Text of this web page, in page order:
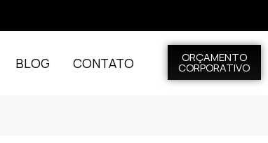
BLOG CONTATO ORÇAMENTO
CORPORATIVO